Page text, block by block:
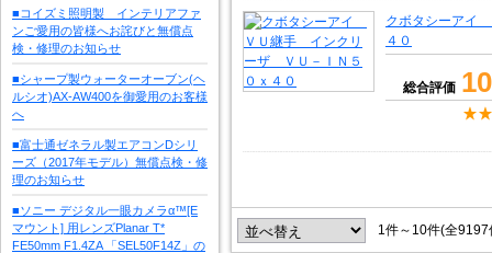
■コイズミ照明製 インテリアファ
ンご愛用の皆様へお詫びと無償点
検・修理のお知らせ
■シャープ製ウォーターオーブン(ヘ
ルシオ)AX-AW400を御愛用のお客様
へ
■富士通ゼネラル製エアコンDシリ
ーズ（2017年モデル）無償点検・修
理のお知らせ
■ソニー デジタル一眼カメラα™[E
マウント] 用レンズPlanar T*
FE50mm F1.4ZA 「SEL50F14Z」の
クボタシーアイ
４０
総合評価
1件～10件(全